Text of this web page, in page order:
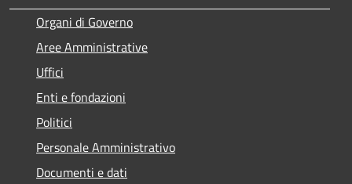
Organi di Governo
Aree Amministrative
Uffici
Enti e fondazioni
Politici
Personale Amministrativo
Documenti e dati